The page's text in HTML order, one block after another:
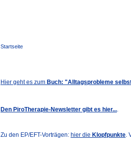
Startseite
Hier geht es zum Buch: "Alltagsprobleme
Den PiroTherapie-Newsletter gibt es hier....
Zu den EP/EFT-Vorträgen: hier die Klopfpunkte.